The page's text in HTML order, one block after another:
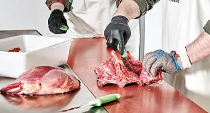
100%-igen Feuchtigkeitsschutz und einer
Lava-Geräte weltweit in allen erdenklichen
Die folgenden Lebensmittel-Langzeittests
Vakuumverpackung.
Nahrungsmittel bei